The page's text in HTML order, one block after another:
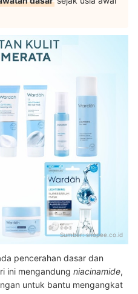
Sumber:shopee.co.id
pencerahan dasar dan
ini mengandung niacinamide,
untuk bantu mengangkat